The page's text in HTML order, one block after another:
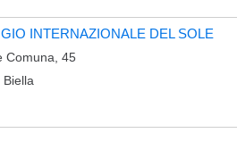
INTERNAZIONALE DEL SOLE
Comuna, 45